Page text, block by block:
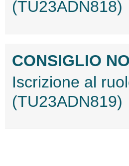
(TU23ADN818)
CONSIGLIO
Iscrizione al
(TU23ADN819)